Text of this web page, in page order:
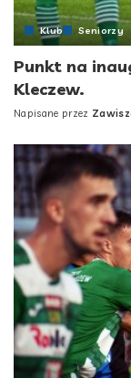
Klub Seniorzy
Punkt na
Kleczew.
Posted
Napisane przez